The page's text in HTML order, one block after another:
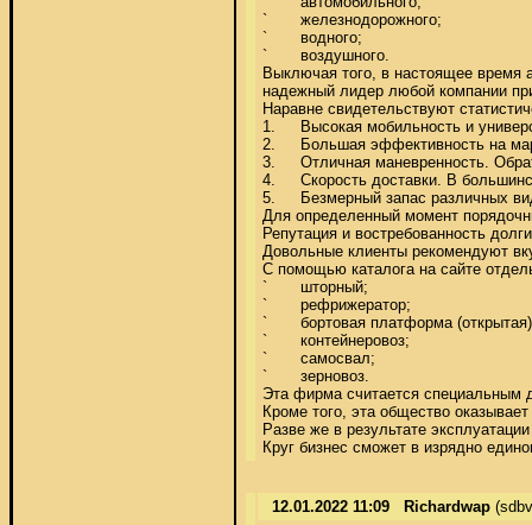
`	железнодорожного;
`	водного;
`	воздушного.
Выключая того, в настоящее время
надежный лидер любой компании
Наравне свидетельствуют
1.	Высокая мобильность и универсальность. Известный вид транспортировки дает возмжность выполнять доставку грузов по указанному клиентом адресу, при этом нигде не останавливаясь. Выключая того, именно автомобили доставляют грузы для погрузки их на корабли или воздушные судна.
2.	Большая эффективность на маршрутах против малый протяженности. То трапезничать, именно грузовой автомобиль является тем техническим средством, которое позволяет доставить бремя торопливо и без потери его первоначальных качеств.
3.	Отличная маневренность. Обратите внимание на то, что грузовые автомобили не привязанны к каким-либо путям, предположим, подобно железнодорожные. Следовательно с через грамотно выстроенной логистики позволительно создать маршруты, где будут учтены всевозможные временные потери и многое другое.
4.	Скорость доставки. В большинстве случаев для перевозки груза автотранспортом не нуждаться резервировать ристалище около него заблаговременно.
5.	Безмерный запас различных видов автомобилей чтобы перевозки. С его помощью позволительно осуществить доставку практически любого товара.
Для определенный момент
Репутация и востребованность
Довольные клиенты рекомендуют
С помощью каталога на сайте
`	шторный;
`	рефрижератор;
`	бортовая платформа (открытая);
`	контейнеровоз;
`	самосвал;
`	зерновоз.
Эта фирма считается специальным
Кроме того, эта общество
Разве же в результате
Круг бизнес сможет в изрядно
12.01.2022 11:09 Richardwap